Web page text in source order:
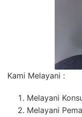
Kami Melayani :
Melayani
Melayani